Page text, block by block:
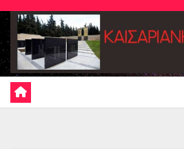
Skip
content